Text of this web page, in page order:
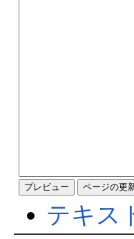
テキス